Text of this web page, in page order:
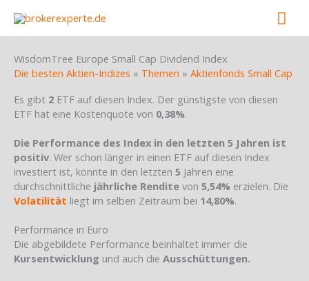
content
WisdomTree Europe Small Cap Dividend Index
Die besten Aktien-Indizes » Themen » Aktienfonds Small Cap
Es gibt 2 ETF auf diesen Index. Der günstigste von diesen
ETF hat eine Kostenquote von 0,38%.
Die Performance des Index in den letzten 5 Jahren ist
positiv. Wer schon länger in einen ETF auf diesen Index
investiert ist, konnte in den letzten 5 Jahren eine
durchschnittliche jährliche Rendite von 5,54% erzielen. Die
Volatilität liegt im selben Zeitraum bei 14,80%.
Performance in Euro
Die abgebildete Performance beinhaltet immer die
Kursentwicklung und auch die Ausschüttungen.